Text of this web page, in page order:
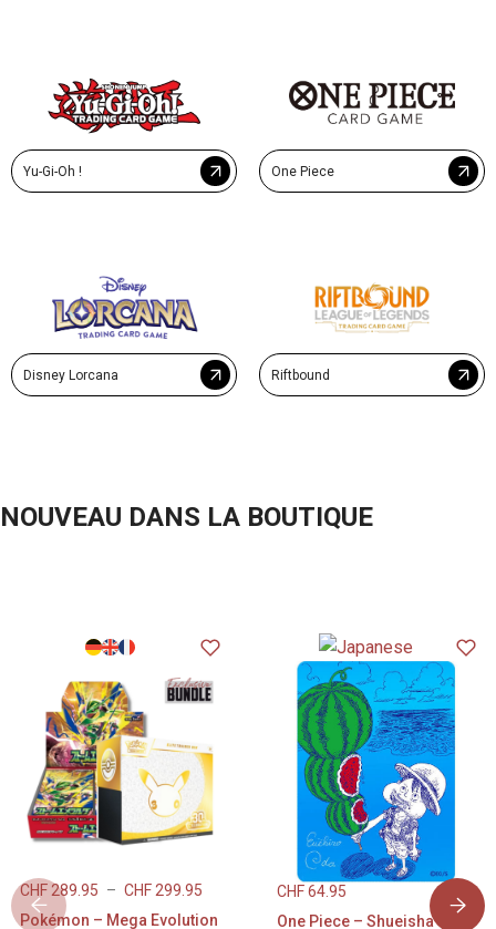
Yu-Gi-Oh ! One Piece
Disney Lorcana Riftbound
NOUVEAU DANS LA BOUTIQUE
CHF 289.95 – CHF 299.95
Pokémon – Mega Evolution
CHF64.95
One Piece – Shueisha